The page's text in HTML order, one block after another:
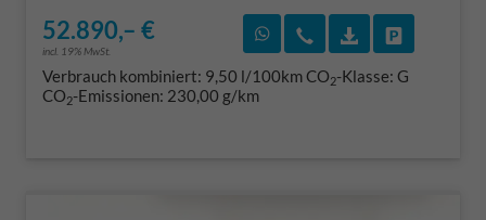
52.890,– €
incl. 19% MwSt.
Rückruf vereinbaren
Wir rufen Sie an
Verbrauch kombiniert: 9,50 l/100kmCO2-Klasse: G
CO2-Emissionen: 230,00 g/km